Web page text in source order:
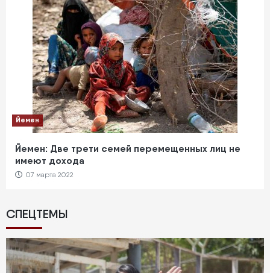
Йемен
Йемен: Две трети семей перемещенных лиц не
имеют дохода
07 марта 2022
СПЕЦТЕМЫ